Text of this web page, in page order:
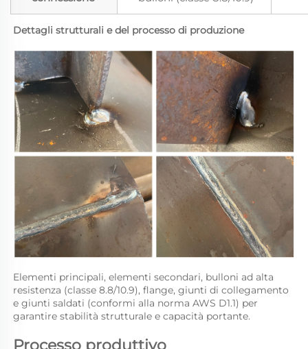
Dettagli strutturali e del processo di produzione
Elementi principali, elementi secondari, bulloni ad alta
resistenza (classe 8.8/10.9), flange, giunti di collegamento
e giunti saldati (conformi alla norma AWS D1.1) per
garantire stabilità strutturale e capacità portante.